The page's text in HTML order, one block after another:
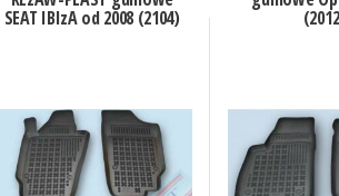
SEAT IBIzA od 2008 (2104)